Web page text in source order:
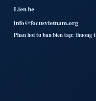
Lien he
info@focusvietnam.org
Phan hoi tu ban bien tap: thuong